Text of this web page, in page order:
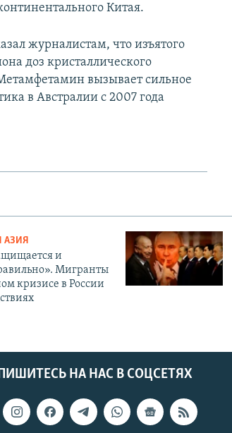
Китая.
журналистам, что изъятого
доз кристаллического
вызывает сильное
в Австралии с 2007 года
АЗИЯ
и
Мигранты
кризисе в России
НА НАС В СОЦСЕТЯХ